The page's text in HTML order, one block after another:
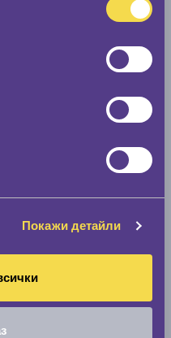
Покажи детайли
100